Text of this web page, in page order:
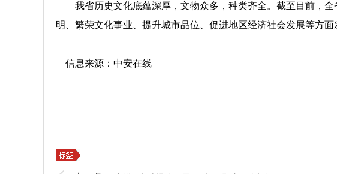
我省历史文化底蕴深厚，文物众多，种类齐全。截至目前，全
明、繁荣文化事业、提升城市品位、促进地区经济社会发展等方面
信息来源：中安在线